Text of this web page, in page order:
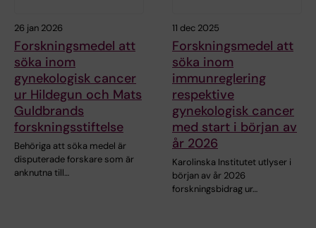
26 jan 2026
Forskningsmedel att
söka inom
gynekologisk cancer
ur Hildegun och Mats
Guldbrands
forskningsstiftelse
Behöriga att söka medel är
disputerade forskare som är
anknutna till…
11 dec 2025
Forskningsmedel att
söka inom
immunreglering
respektive
gynekologisk cancer
med start i början av
år 2026
Karolinska Institutet utlyser i
början av år 2026
forskningsbidrag ur…